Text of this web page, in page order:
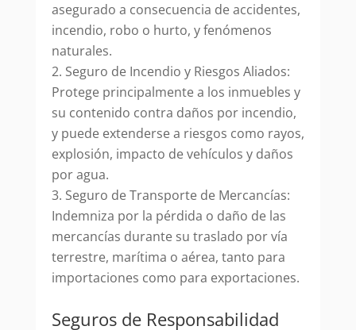
asegurado a consecuencia de accidentes,
incendio, robo o hurto, y fenómenos
naturales.
Seguro de Incendio y Riesgos Aliados:
Protege principalmente a los inmuebles y
su contenido contra daños por incendio,
y puede extenderse a riesgos como rayos,
explosión, impacto de vehículos y daños
por agua.
Seguro de Transporte de Mercancías:
Indemniza por la pérdida o daño de las
mercancías durante su traslado por vía
terrestre, marítima o aérea, tanto para
importaciones como para exportaciones.
Seguros de Responsabilidad